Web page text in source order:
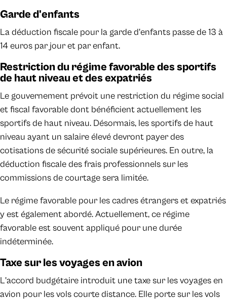
Garde d'enfants
La déduction fiscale pour la garde d'enfants passe de 13 à
14 euros par jour et par enfant.
Restriction du régime favorable des sportifs
de haut niveau et des expatriés
Le gouvernement prévoit une restriction du régime social
et fiscal favorable dont bénéficient actuellement les
sportifs de haut niveau. Désormais, les sportifs de haut
niveau ayant un salaire élevé devront payer des
cotisations de sécurité sociale supérieures. En outre, la
déduction fiscale des frais professionnels sur les
commissions de courtage sera limitée.
Le régime favorable pour les cadres étrangers et expatriés
y est également abordé. Actuellement, ce régime
favorable est souvent appliqué pour une durée
indéterminée.
Taxe sur les voyages en avion
L'accord budgétaire introduit une taxe sur les voyages en
avion pour les vols courte distance. Elle porte sur les vols